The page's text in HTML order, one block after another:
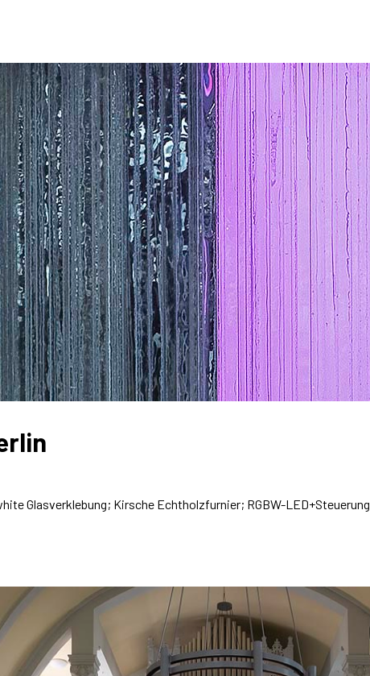
Glasverklebung; Kirsche Echtholzfurnier; RGBW-LED+Steuerung